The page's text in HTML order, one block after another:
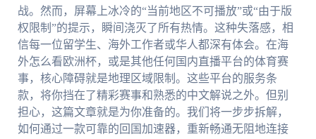
战。然而，屏幕上冰冷的“当前地区不可播放”或“由于版
权限制”的提示，瞬间浇灭了所有热情。这种失落感，相
信每一位留学生、海外工作者或华人都深有体会。在海
外怎么看欧洲杯，或是其他任何国内直播平台的体育赛
事，核心障碍就是地理区域限制。这些平台的服务条
款，将你挡在了精彩赛事和熟悉的中文解说之外。但别
担心，这篇文章就是为你准备的。我们将一步步拆解，
如何通过一款可靠的回国加速器，重新畅通无阻地连接